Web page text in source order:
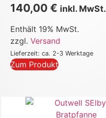
140,00€ inkl. MwSt.
Enthält 19% MwSt.
zzgl.Versand
Lieferzeit: ca. 2-3 Werktage
Zum Produkt